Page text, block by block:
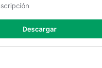
Descargar